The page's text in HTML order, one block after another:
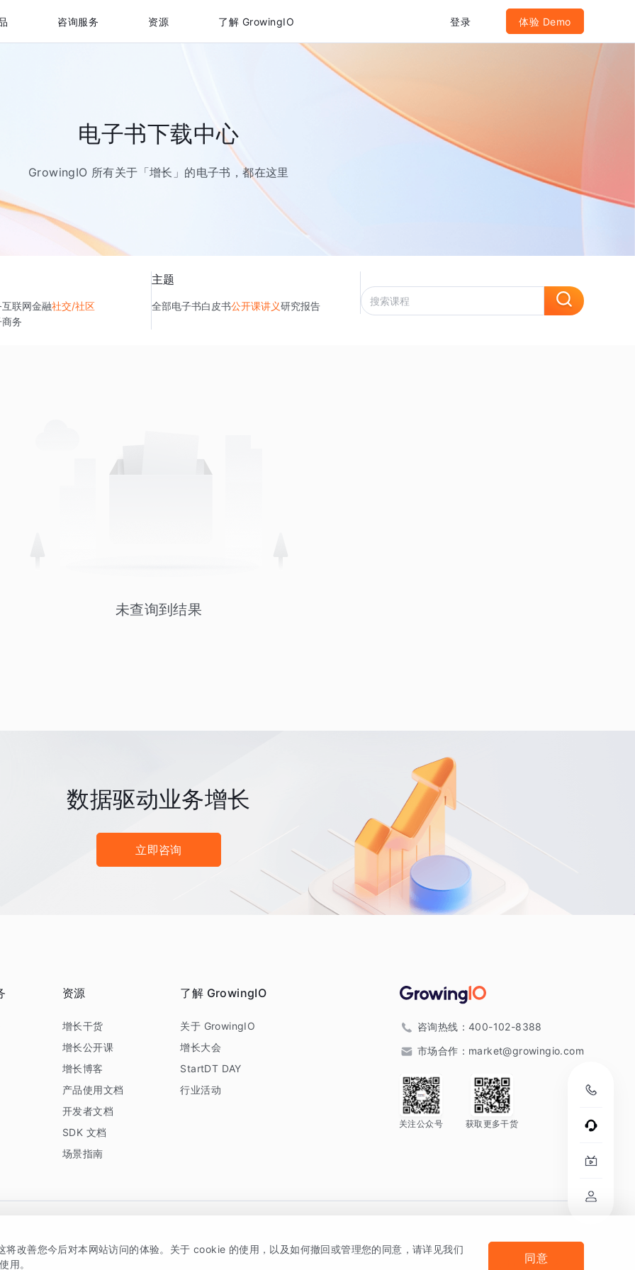
咨询服务 资源 了解 GrowingIO 登录 体验 Demo
电子书下载中心
GrowingIO 所有关于「增长」的电子书，都在这里
互联网金融社交/社区
务
主题
全部电子书白皮书公开课讲义研究报告
未查询到结果
数据驱动业务增长
立即咨询
资源
增长干货
增长公开课
增长博客
产品使用文档
开发者文档
SDK 文档
场景指南
了解 GrowingIO
关于 GrowingIO
增长大会
StartDT DAY
行业活动
咨询热线： 400-102-8388
市场合作： market@growingio.com
关注公众号 获取更多干货
号 法律声明及隐私条款
改善您今后对本网站访问的体验。关于 cookie 的使用，以及如何撤回或管理您的同意，请详见我们
用。 同意